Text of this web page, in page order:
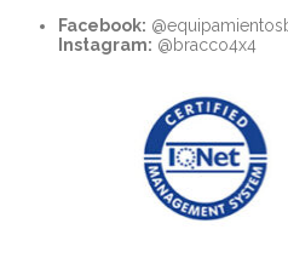
Facebook:
Instagram: @bracco4x4